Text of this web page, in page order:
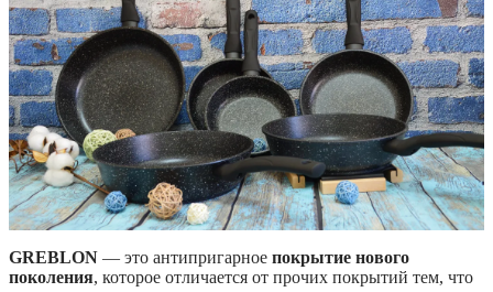
GREBLON — это антипригарное покрытие нового
поколения, которое отличается от прочих покрытий тем, что